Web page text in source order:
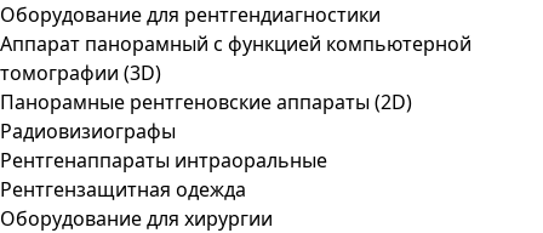
Оборудование для рентгендиагностики
Аппарат панорамный с функцией компьютерной
томографии (3D)
Панорамные рентгеновские аппараты (2D)
Радиовизиографы
Рентгенаппараты интраоральные
Рентгензащитная одежда
Оборудование для хирургии